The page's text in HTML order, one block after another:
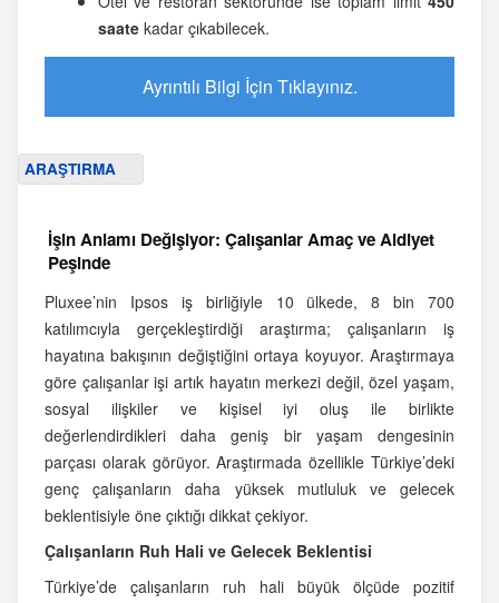
saate kadar çıkabilecek.
Ayrıntılı Bilgi İçin Tıklayınız.
ARAŞTIRMA
İşin Anlamı Değişiyor: Çalışanlar Amaç ve Aidiyet
Peşinde
Pluxee’nin Ipsos iş birliğiyle 10 ülkede, 8 bin 700
katılımcıyla gerçekleştirdiği araştırma; çalışanların iş
hayatına bakışının değiştiğini ortaya koyuyor. Araştırmaya
göre çalışanlar işi artık hayatın merkezi değil, özel yaşam,
sosyal ilişkiler ve kişisel iyi oluş ile birlikte
değerlendirdikleri daha geniş bir yaşam dengesinin
parçası olarak görüyor. Araştırmada özellikle Türkiye’deki
genç çalışanların daha yüksek mutluluk ve gelecek
beklentisiyle öne çıktığı dikkat çekiyor.
Çalışanların Ruh Hali ve Gelecek Beklentisi
Türkiye’de çalışanların ruh hali büyük ölçüde pozitif